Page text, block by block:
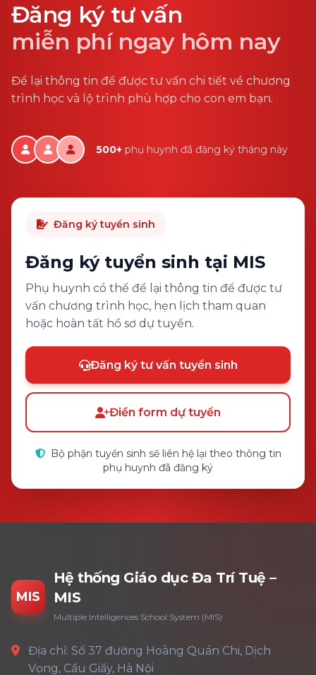
Đăng ký tư vấn
miễn phí ngay hôm nay
Để lại thông tin để được tư vấn chi tiết về chương
trình học và lộ trình phù hợp cho con em bạn.
500+ phụ huynh đã đăng ký tháng này
Đăng ký tuyển sinh
Đăng ký tuyển sinh tại MIS
Phụ huynh có thể để lại thông tin để được tư
vấn chương trình học, hẹn lịch tham quan
hoặc hoàn tất hồ sơ dự tuyển.
Đăng ký tư vấn tuyển sinh
Điền form dự tuyển
Bộ phận tuyển sinh sẽ liên hệ lại theo thông tin
phụ huynh đã đăng ký
MIS
Hệ thống Giáo dục Đa Trí Tuệ –
MIS
Multiple Intelligences School System (MIS)
Địa chỉ: Số 37 đường Hoàng Quán Chi, Dịch
Vọng, Cầu Giấy, Hà Nội